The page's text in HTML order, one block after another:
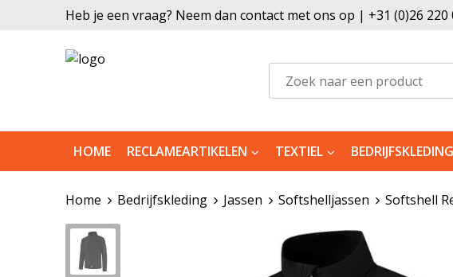
Heb je een vraag? Neem dan contact met ons op | +31 (0)26
HOME RECLAMEARTIKELEN TEXTIEL BEDRIJFSKLEDING
Home Bedrijfskleding Jassen Softshelljassen Softshell